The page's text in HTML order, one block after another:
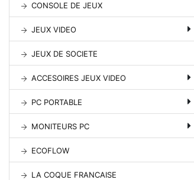
CONSOLE DE JEUX
JEUX VIDEO
JEUX DE SOCIETE
ACCESOIRES JEUX VIDEO
PC PORTABLE
MONITEURS PC
ECOFLOW
LA COQUE FRANCAISE